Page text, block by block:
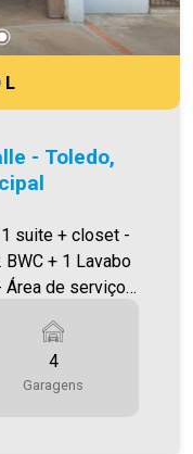
L
- Toledo,
+ 1 Lavabo
Área de serviço -
Será
do Imóvel),
4
Garagens